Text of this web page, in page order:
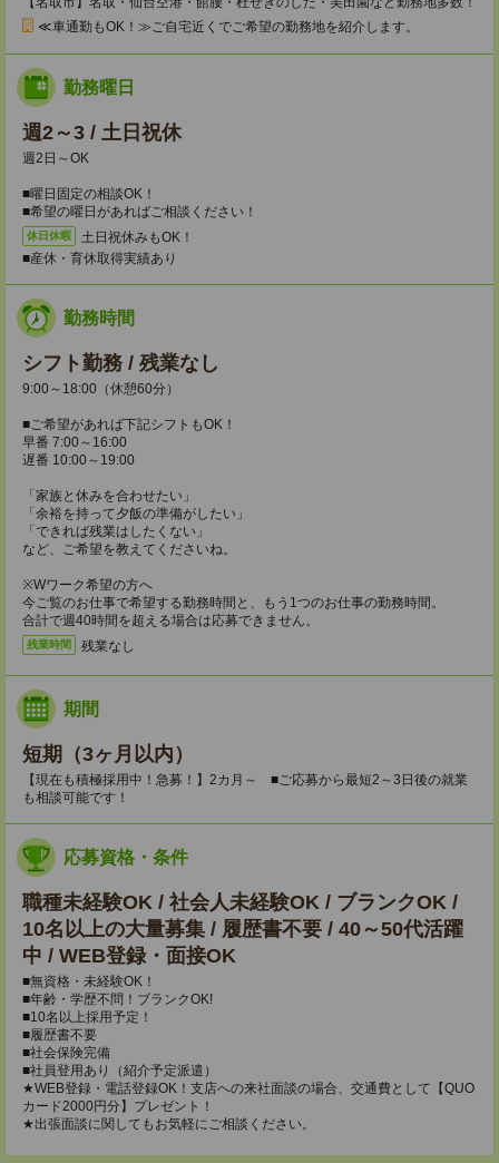
≪車通勤もOK！≫ご自宅近くでご希望の勤務地を紹介します。
勤務曜日
週2～3 / 土日祝休
週2日～OK
■曜日固定の相談OK！
■希望の曜日があればご相談ください！
休日休暇
土日祝休みもOK！
■産休・育休取得実績あり
勤務時間
シフト勤務 / 残業なし
9:00～18:00（休憩60分）
■ご希望があれば下記シフトもOK！
早番 7:00～16:00
遅番 10:00～19:00
「家族と休みを合わせたい」
「余裕を持って夕飯の準備がしたい」
「できれば残業はしたくない」
など、ご希望を教えてくださいね。
※Wワーク希望の方へ
今ご覧のお仕事で希望する勤務時間と、もう1つのお仕事の勤務時間。
合計で週40時間を超える場合は応募できません。
残業時間 残業なし
期間
短期（3ヶ月以内）
【現在も積極採用中！急募！】2カ月～ ■ご応募から最短2～3日後の就業
も相談可能です！
応募資格・条件
職種未経験OK / 社会人未経験OK / ブランクOK /
10名以上の大量募集 / 履歴書不要 / 40～50代活躍
中 / WEB登録・面接OK
■無資格・未経験OK！
■年齢・学歴不問！ブランクOK!
■10名以上採用予定！
■履歴書不要
■社会保険完備
■社員登用あり（紹介予定派遣）
★WEB登録・電話登録OK！支店への来社面談の場合、交通費として【QUO
カード2000円分】プレゼント！
★出張面談に関してもお気軽にご相談ください。